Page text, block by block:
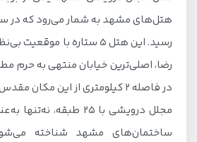
رسید. این هتل ۵ ستاره با
رضا، اصلی‌ترین خیابان منتهی به حرم
در فاصله ۲ کیلومتری از این
مجلل درویشی با ۲۵ طبقه،
ساختمان‌های مشهد شناخته